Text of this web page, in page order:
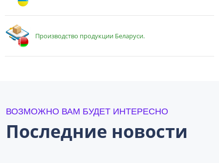
Производство продукции Беларуси.
ВОЗМОЖНО ВАМ БУДЕТ ИНТЕРЕСНО
Последние новости